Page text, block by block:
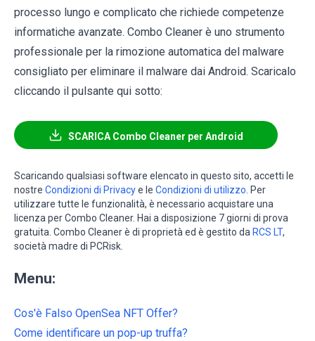
processo lungo e complicato che richiede competenze
informatiche avanzate. Combo Cleaner è uno strumento
professionale per la rimozione automatica del malware
consigliato per eliminare il malware dai Android. Scaricalo
cliccando il pulsante qui sotto:
SCARICA Combo Cleaner per Android
Scaricando qualsiasi software elencato in questo sito, accetti le
nostre Condizioni di Privacye le Condizioni di utilizzo . Per
utilizzare tutte le funzionalità, è necessario acquistare una
licenza per Combo Cleaner. Hai a disposizione 7 giorni di prova
gratuita. Combo Cleaner è di proprietà ed è gestito da RCS LT,
società madre di PCRisk.
Menu:
Cos'è Falso OpenSea NFT Offer?
Come identificare un pop-up truffa?